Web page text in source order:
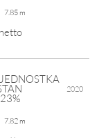
7.85 m
2020
7.82 m